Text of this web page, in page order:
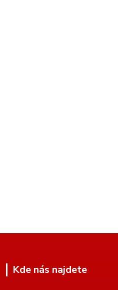
Kde nás najdete